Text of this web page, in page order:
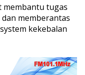
membantu tugas
memberantas
kekebalan